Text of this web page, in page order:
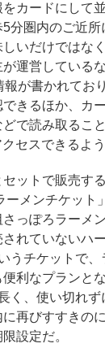
カードにして
分圏内のご近
いだけではな
運営している
が書かれてお
きるほか、カ
で読み取るこ
セスできるよう
ットで販売す
ーメンチケット
っぽろラーメ
れていないハ
うチケットで
利なプランと
く、使い切れ
再びすすきの
設定だ。